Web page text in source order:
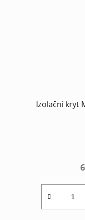
Izolační kryt